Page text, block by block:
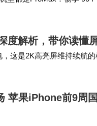
度解析，带你读懂
这是2K高亮屏维持续航
大众日常更关注的维度
苹果iPhone前9周